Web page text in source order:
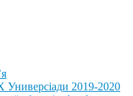
2019-2020